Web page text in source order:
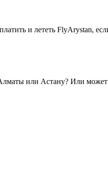
и лететь FlyArystan,
или Астану? Или